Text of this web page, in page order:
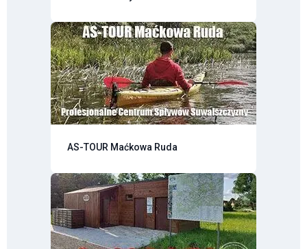
AS-TOUR Maćkowa Ruda